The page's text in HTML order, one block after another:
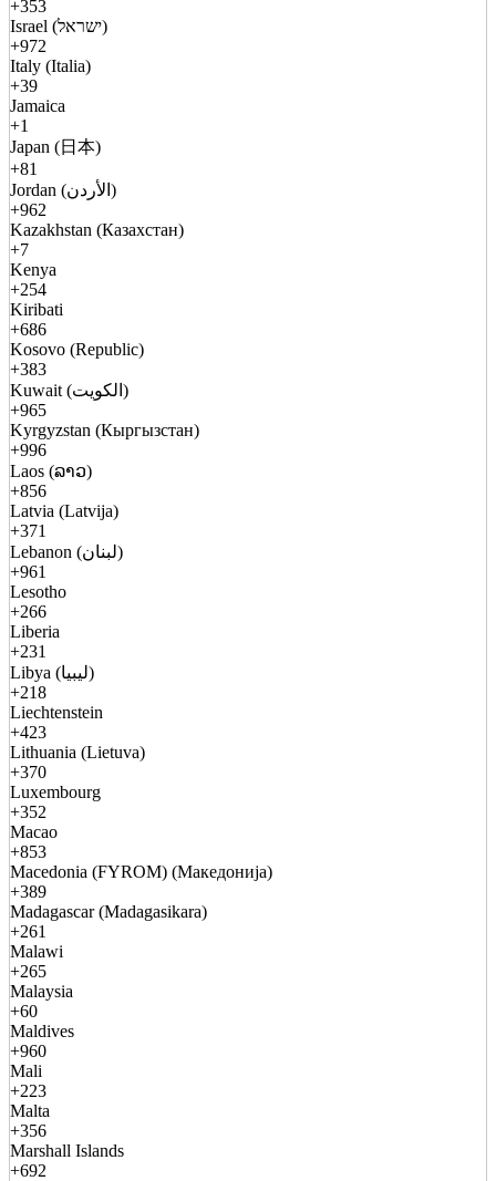
+353
Israel (ישראל)
+972
Italy (Italia)
+39
Jamaica
+1
Japan (日本)
+81
Jordan (الأردن)
+962
Kazakhstan (Казахстан)
+7
Kenya
+254
Kiribati
+686
Kosovo (Republic)
+383
Kuwait (الكويت)
+965
Kyrgyzstan (Кыргызстан)
+996
Laos (ລາວ)
+856
Latvia (Latvija)
+371
Lebanon (لبنان)
+961
Lesotho
+266
Liberia
+231
Libya (ليبيا)
+218
Liechtenstein
+423
Lithuania (Lietuva)
+370
Luxembourg
+352
Macao
+853
Macedonia (FYROM) (Македонија)
+389
Madagascar (Madagasikara)
+261
Malawi
+265
Malaysia
+60
Maldives
+960
Mali
+223
Malta
+356
Marshall Islands
+692